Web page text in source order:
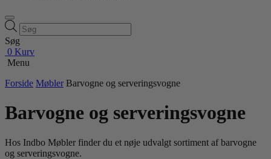
Products
search
Søg
0 Kurv
Menu
Forside Møbler Barvogne og serveringsvogne
Barvogne og serveringsvogne
Hos Indbo Møbler finder du et nøje udvalgt sortiment af barvogne
og serveringsvogne.